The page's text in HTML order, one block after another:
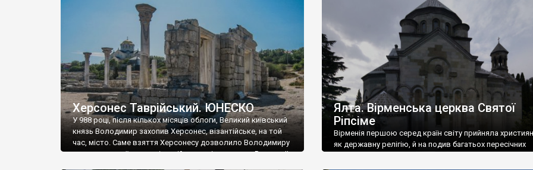
візантійської доби. Раритети викрадені з фондів об’єкту
культурної спадщини ЮНЕСКО «Херсонеса Таврійського».
Офіційно – на виставку «Золото Візантії», але експерти та
влада в Україні вважають це лише […]
називаються «повстяками» (postaki)…” “Вино. Крим
виробляє відмінне вино і його вдосталь: воно все
легке біле і дуже […]
Херсонес Таврійський. ЮНЕСКО
У 988 році, після кількох місяців облоги, Великий київський
князь Володимир захопив Херсонес, візантійське, на той
час, місто. Саме взяття Херсонесу дозволило Володимиру
диктувати свої умови візантійському імператору Василю ІІ,
Ялта. Вірменська церква Святої
Ріпсіме
Вірменія першою серед країн світу прийняла
як державну релігію, й на подив багатьох пересічних